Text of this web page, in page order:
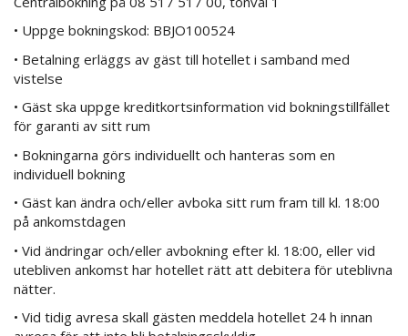
• Uppge bokningskod: BBJO100524
• Betalning erläggs av gäst till hotellet i samband med
vistelse
• Gäst ska uppge kreditkortsinformation vid bokningstillfället
för garanti av sitt rum
• Bokningarna görs individuellt och hanteras som en
individuell bokning
• Gäst kan ändra och/eller avboka sitt rum fram till kl. 18:00
på ankomstdagen
• Vid ändringar och/eller avbokning efter kl. 18:00, eller vid
utebliven ankomst har hotellet rätt att debitera för uteblivna
nätter.
• Vid tidig avresa skall gästen meddela hotellet 24 h innan